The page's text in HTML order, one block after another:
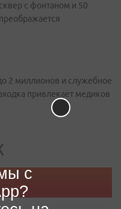
с фонтаном и 50
2 миллионов и служебное
привлекает медиков
с